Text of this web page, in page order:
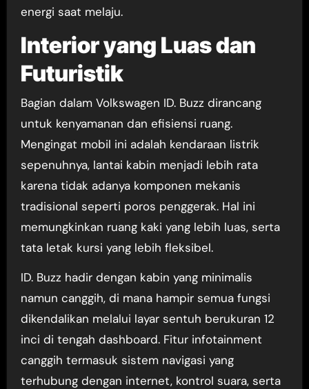
energi saat melaju.
Interior yang Luas dan
Futuristik
Bagian dalam Volkswagen ID. Buzz dirancang
untuk kenyamanan dan efisiensi ruang.
Mengingat mobil ini adalah kendaraan listrik
sepenuhnya, lantai kabin menjadi lebih rata
karena tidak adanya komponen mekanis
tradisional seperti poros penggerak. Hal ini
memungkinkan ruang kaki yang lebih luas, serta
tata letak kursi yang lebih fleksibel.
ID. Buzz hadir dengan kabin yang minimalis
namun canggih, di mana hampir semua fungsi
dikendalikan melalui layar sentuh berukuran 12
inci di tengah dashboard. Fitur infotainment
canggih termasuk sistem navigasi yang
terhubung dengan internet, kontrol suara, serta